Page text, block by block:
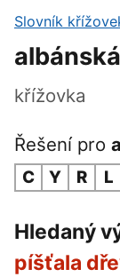
Slovník
křížovka
Řešení pro
C Y R L
Hledaný
píšťala